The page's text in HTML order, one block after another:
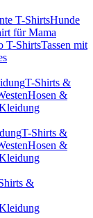
T-ShirtsHunde
für Mama
T-ShirtsTassen mit
T-Shirts &
Hosen &
T-Shirts &
Hosen &
&